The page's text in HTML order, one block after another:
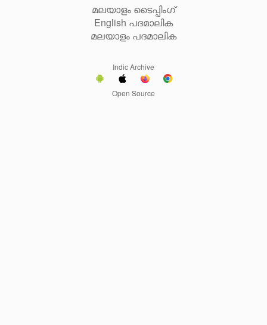
മലയാളം ടൈപ്പിംഗ്
English പദമാലിക
മലയാളം പദമാലിക
Indic Archive
Open Source